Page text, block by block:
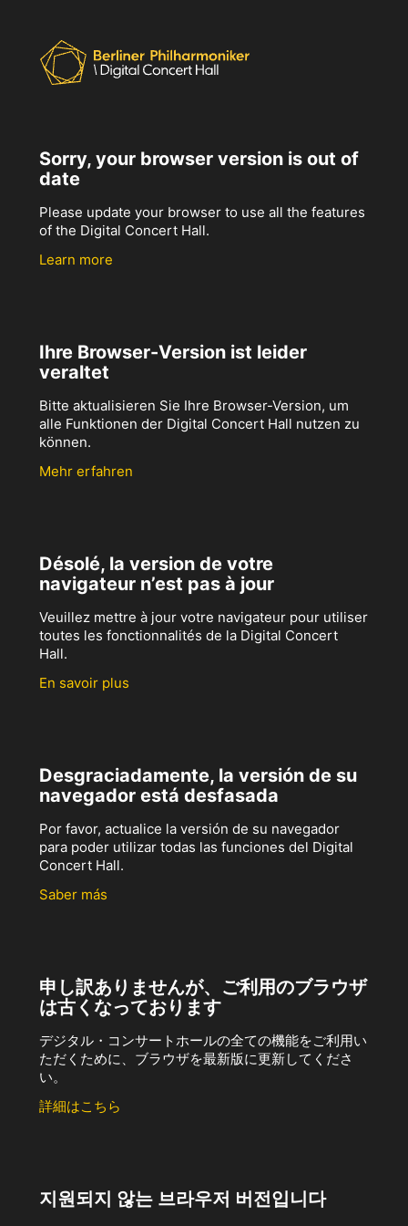
Sorry, your browser version is out of
date
Please update your browser to use all the features
of the Digital Concert Hall.
Learn more
Ihre Browser-Version ist leider
veraltet
Bitte aktualisieren Sie Ihre Browser-Version, um
alle Funktionen der Digital Concert Hall nutzen zu
können.
Mehr erfahren
Désolé, la version de votre
navigateur n’est pas à jour
Veuillez mettre à jour votre navigateur pour utiliser
toutes les fonctionnalités de la Digital Concert
Hall.
En savoir plus
Desgraciadamente, la versión de su
navegador está desfasada
Por favor, actualice la versión de su navegador
para poder utilizar todas las funciones del Digital
Concert Hall.
Saber más
申し訳ありませんが、ご利用のブラウザ
は古くなっております
デジタル・コンサートホールの全ての機能をご利用い
ただくために、ブラウザを最新版に更新してくださ
い。
詳細はこちら
지원되지 않는 브라우저 버전입니다